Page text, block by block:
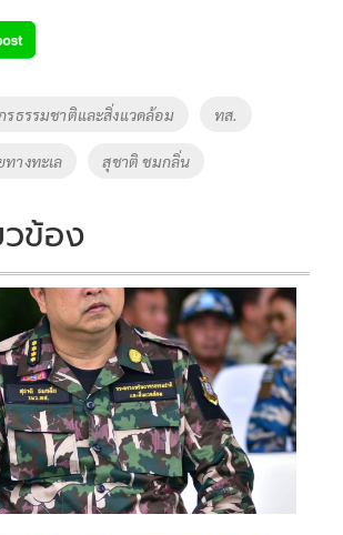
p
y
Li
k
รธรรมชาติและสิ่งแวดล้อม ทส.
างทะเล สุชาติ ชมกลิ่น
ข้อง